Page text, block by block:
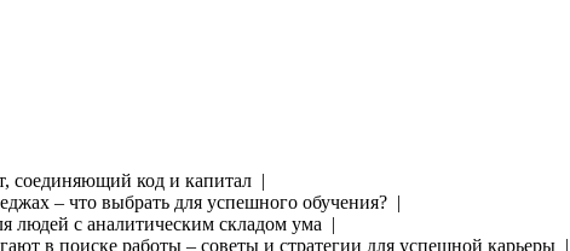
соединяющий код и капитал |
– что выбрать для успешного обучения? |
людей с аналитическим складом ума |
в поиске работы – советы и стратегии для успешной карьеры |